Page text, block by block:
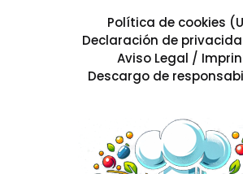
Política de cookies
Declaración de
Aviso Legal /
Descargo de